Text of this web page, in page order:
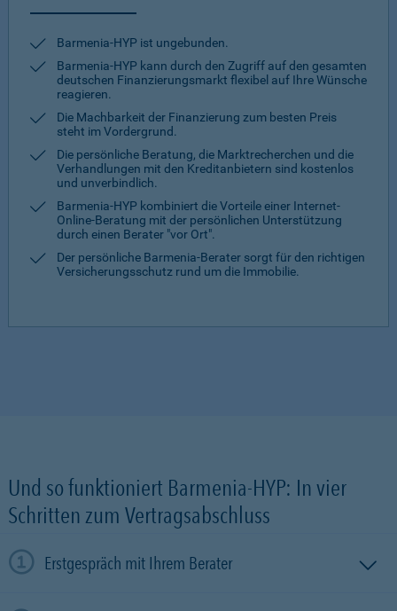
Barmenia-HYP ist ungebunden.
Barmenia-HYP kann durch den Zugriff auf den gesamten
deutschen Finanzierungsmarkt flexibel auf Ihre Wünsche
reagieren.
Die Machbarkeit der Finanzierung zum besten Preis
steht im Vordergrund.
Die persönliche Beratung, die Marktrecherchen und die
Verhandlungen mit den Kreditanbietern sind kostenlos
und unverbindlich.
Barmenia-HYP kombiniert die Vorteile einer Internet-
Online-Beratung mit der persönlichen Unterstützung
durch einen Berater "vor Ort".
Der persönliche Barmenia-Berater sorgt für den richtigen
Versicherungsschutz rund um die Immobilie.
Und so funktioniert Barmenia-HYP: In vier
Schritten zum Vertragsabschluss
Erstgespräch mit Ihrem Berater